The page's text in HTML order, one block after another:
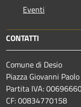
Eventi
CONTATTI
Comune di Desio
Piazza Giovanni
Partita IVA:
CF: 00834770158